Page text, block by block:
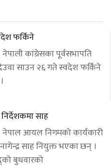
फर्किने
कांग्रेसका पूर्वसभापति
साउन २६ गते स्वदेश फर्किने
साह
नेपाल आयल निगमको कार्यकारी
साह नियुक्त भएका छन् ।
बुधवारको